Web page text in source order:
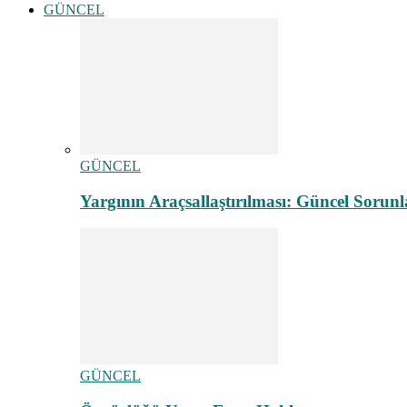
GÜNCEL
GÜNCEL
Yargının Araçsallaştırılması: Güncel
GÜNCEL